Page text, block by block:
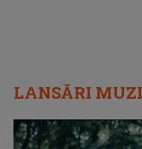
LANSĂRI